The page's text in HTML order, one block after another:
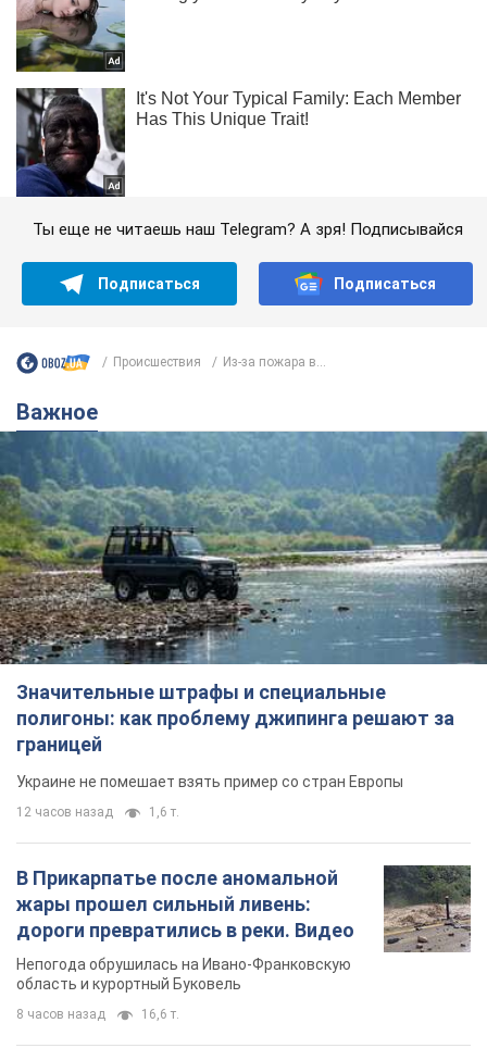
Ты еще не читаешь наш Telegram? А зря! Подписывайся
Подписаться Подписаться
Происшествия Из-за пожара в...
Важное
Значительные штрафы и специальные
полигоны: как проблему джипинга решают за
границей
Украине не помешает взять пример со стран Европы
12 часов назад 1,6 т.
В Прикарпатье после аномальной
жары прошел сильный ливень:
дороги превратились в реки. Видео
Непогода обрушилась на Ивано-Франковскую
область и курортный Буковель
8 часов назад 16,6 т.